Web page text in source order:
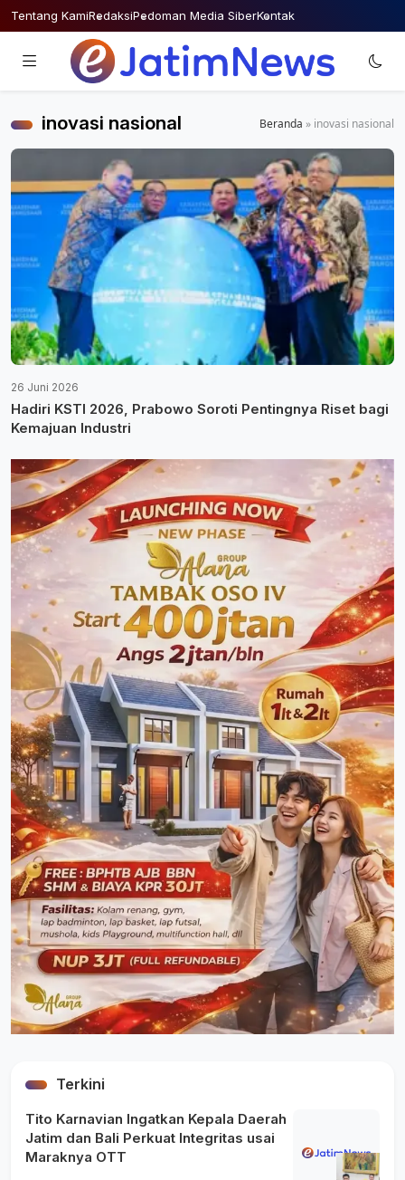
Skip
to
Tentang KamiRedaksiPedoman Media SiberKontak
inovasi nasional Beranda » inovasi nasional
26 Juni 2026
Hadiri KSTI 2026, Prabowo Soroti Pentingnya Riset bagi
Kemajuan Industri
Terkini
Tito Karnavian Ingatkan Kepala Daerah
Jatim dan Bali Perkuat Integritas usai
Maraknya OTT